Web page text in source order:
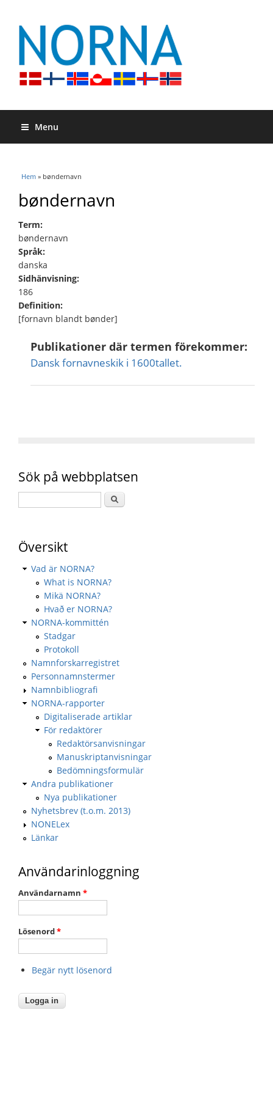
Menu
Du är här
Hem » bøndernavn
bøndernavn
Term:
bøndernavn
Språk:
danska
Sidhänvisning:
186
Definition:
[fornavn blandt bønder]
Publikationer där termen förekommer:
Dansk fornavneskik i 1600tallet.
Sök på webbplatsen
Översikt
Vad är NORNA?
What is NORNA?
Mikä NORNA?
Hvað er NORNA?
NORNA-kommittén
Stadgar
Protokoll
Namnforskarregistret
Personnamnstermer
Namnbibliografi
NORNA-rapporter
Digitaliserade artiklar
För redaktörer
Redaktörsanvisningar
Manuskriptanvisningar
Bedömningsformulär
Andra publikationer
Nya publikationer
Nyhetsbrev (t.o.m. 2013)
NONELex
Länkar
Användarinloggning
Användarnamn *
Lösenord*
Begär nytt lösenord